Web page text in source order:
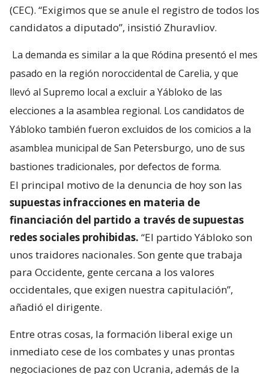
(CEC). “Exigimos que se anule el registro de todos los
candidatos a diputado”, insistió Zhuravliov.
La demanda es similar a la que Ródina presentó el mes
pasado en la región noroccidental de Carelia, y que
llevó al Supremo local a excluir a Yábloko de las
elecciones a la asamblea regional. Los candidatos de
Yábloko también fueron excluidos de los comicios a la
asamblea municipal de San Petersburgo, uno de sus
bastiones tradicionales, por defectos de forma.
El principal motivo de la denuncia de hoy son las
supuestas infracciones en materia de
financiación del partido a través de supuestas
redes sociales prohibidas. “El partido Yábloko son
unos traidores nacionales. Son gente que trabaja
para Occidente, gente cercana a los valores
occidentales, que exigen nuestra capitulación”,
añadió el dirigente.
Entre otras cosas, la formación liberal exige un
inmediato cese de los combates y unas prontas
negociaciones de paz con Ucrania, además de la